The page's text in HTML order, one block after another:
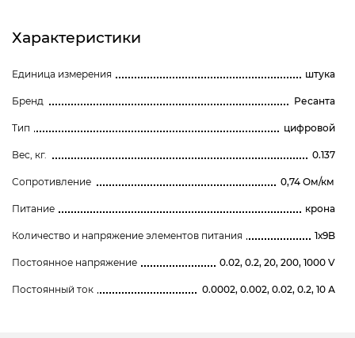
Характеристики
Единица измерения штука
Бренд Ресанта
Тип цифровой
Вес, кг. 0.137
Сопротивление 0,74 Ом/км
Питание крона
Количество и напряжение элементов питания 1х9B
Постоянное напряжение 0.02, 0.2, 20, 200, 1000 V
Постоянный ток 0.0002, 0.002, 0.02, 0.2, 10 А